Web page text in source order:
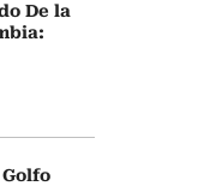
De la